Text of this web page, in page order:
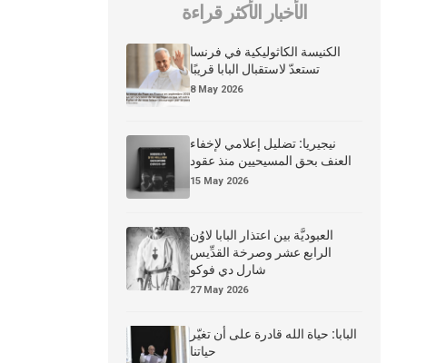
الأخبار الأكثر قراءة
الكنيسة الكاثوليكية في فرنسا
تستعدّ لاستقبال البابا قريبًا
8 May 2026
نيجيريا: تضليل إعلامي لإخفاء
العنف بحق المسيحيين منذ عقود
15 May 2026
العبوديَّة بين اعتذار البابا لاوُن
الرابع عشر وصرخة القدِّيس
شارل دي فوكو
27 May 2026
البابا: حياة الله قادرة على أن تغيّر
حياتنا